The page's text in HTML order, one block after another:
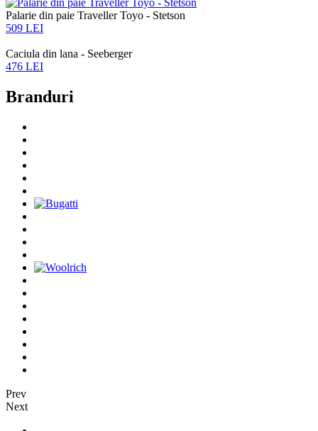
Palarie din paie Traveller Toyo - Stetson
509 LEI
Caciula din lana - Seeberger
476 LEI
Branduri
Prev
Next